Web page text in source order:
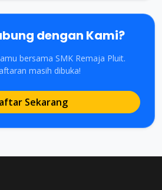
dengan Kami?
bersama SMK Remaja Pluit.
masih dibuka!
Sekarang